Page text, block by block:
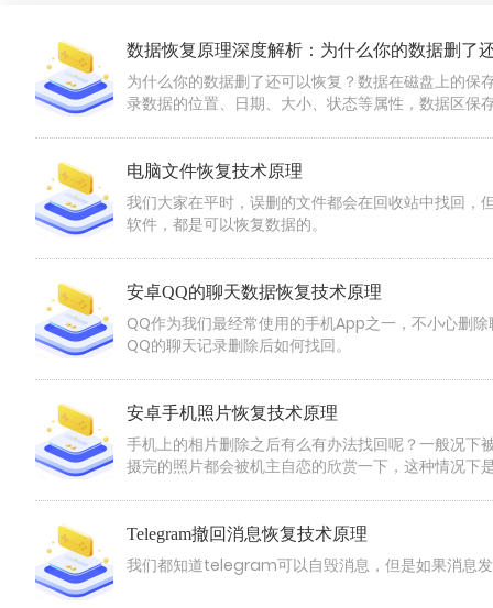
数据恢复原理深度解析：为什么你的数据删了
为什么你的数据删了还可以恢复？数据在磁盘上的
录数据的位置、日期、大小、状态等属性，数据区保
电脑文件恢复技术原理
我们大家在平时，误删的文件都会在回收站中找回
软件，都是可以恢复数据的。
安卓QQ的聊天数据恢复技术原理
QQ作为我们最经常使用的手机App之一，不小心删
QQ的聊天记录删除后如何找回。
安卓手机照片恢复技术原理
手机上的相片删除之后有么有办法找回呢？一般况
摄完的照片都会被机主自恋的欣赏一下，这种情况下
Telegram撤回消息恢复技术原理
我们都知道telegram可以自毁消息，但是如果消息